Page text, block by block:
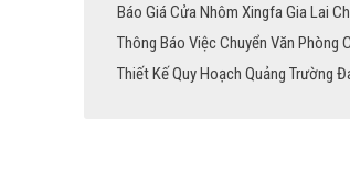
Báo Giá Cửa Nhôm Xingfa Gia Lai
Thông Báo Việc Chuyển Văn Phòng
Thiết Kế Quy Hoạch Quảng Trường